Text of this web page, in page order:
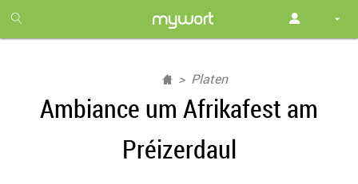
month
free
Platen
Ambiance um Afrikafest am
Préizerdaul